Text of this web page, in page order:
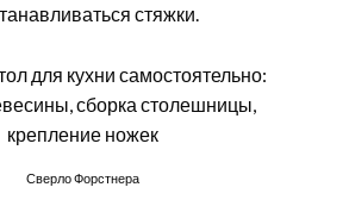
стяжки.
Сверло Форстнера